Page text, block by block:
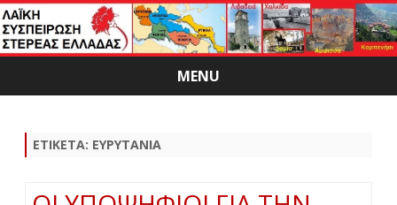
MENU
Skip
ΕΤΙΚΈΤΑ: ΕΥΡΥΤΑΝΙΑ